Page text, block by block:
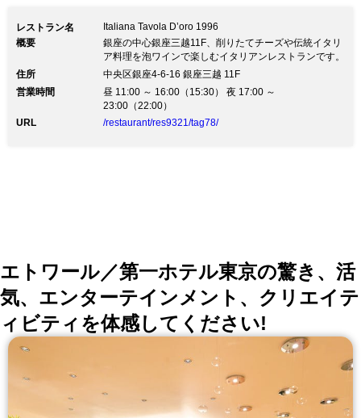
質な食材たち、そしてその食材を育てる
生産者の方々。素材の旨味を最大限に引
き出すことを得意とするイタリア料理
で、価値ある食材を調理しご提供しま
す。東京だからこそ実現できる、当店自
レストラン名
Italiana Tavola D’oro 1996
概要
銀座の中心銀座三越11F、削りたてチーズや伝統イタリ
ア料理を泡ワインで楽しむイタリアンレストランです。
住所
中央区銀座4-6-16 銀座三越 11F
営業時間
昼 11:00 ～ 16:00（15:30） 夜 17:00 ～
23:00（22:00）
URL
/restaurant/res9321/tag78/
エトワール／第一ホテル東京の驚き、活
気、エンターテインメント、クリエイテ
ィビティを体感してください!